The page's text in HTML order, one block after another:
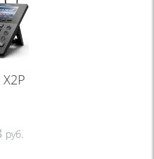
руб.